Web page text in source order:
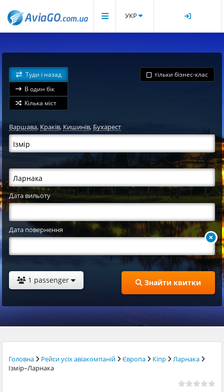
УКР
Туди і назад
В один бік
Кілька міст
тільки бізнес-клас
Варшава,Краків,Кишинів,Бухарест
Дата вильоту
Дата повернення
1 passenger Знайти квитки
Головна Рейси усіх авіакомпаній Європа Кіпр
Ларнака
Ізмір–Ларнака